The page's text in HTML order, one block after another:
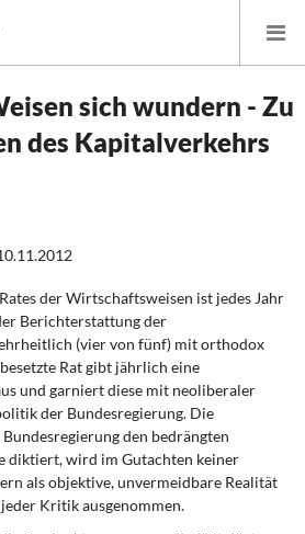
und Finanzpolitik
und Daseinsvorsorge
sich wundern - Zu
des Kapitalverkehrs
der Wirtschaftsweisen ist jedes Jahr
Berichterstattung der
(vier von fünf) mit orthodox
Rat gibt jährlich eine
und garniert diese mit neoliberaler
der Bundesregierung. Die
den bedrängten
diktiert, wird im Gutachten keiner
als objektive, unvermeidbare Realität
Kritik ausgenommen.